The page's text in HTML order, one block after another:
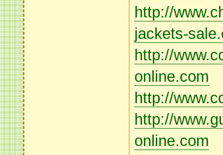
http://
jackets-
http://
online.com
http://
http://
online.com